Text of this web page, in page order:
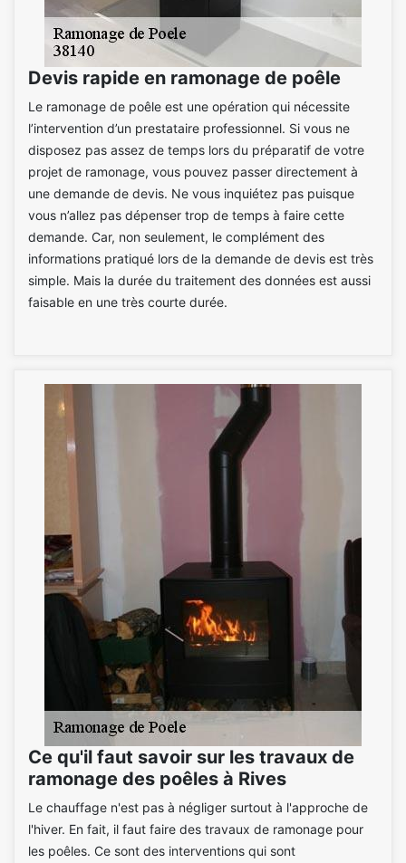
Devis rapide en ramonage de poêle
Le ramonage de poêle est une opération qui nécessite
l’intervention d’un prestataire professionnel. Si vous ne
disposez pas assez de temps lors du préparatif de votre
projet de ramonage, vous pouvez passer directement à
une demande de devis. Ne vous inquiétez pas puisque
vous n’allez pas dépenser trop de temps à faire cette
demande. Car, non seulement, le complément des
informations pratiqué lors de la demande de devis est très
simple. Mais la durée du traitement des données est aussi
faisable en une très courte durée.
Ce qu'il faut savoir sur les travaux de
ramonage des poêles à Rives
Le chauffage n'est pas à négliger surtout à l'approche de
l'hiver. En fait, il faut faire des travaux de ramonage pour
les poêles. Ce sont des interventions qui sont